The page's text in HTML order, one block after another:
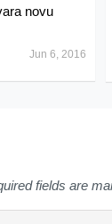
novu
Jun 6, 2016
fields are